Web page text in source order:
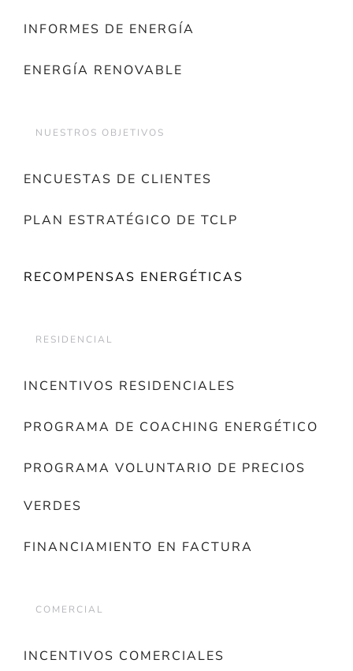
INFORMES DE ENERGÍA
ENERGÍA RENOVABLE
NUESTROS OBJETIVOS
ENCUESTAS DE CLIENTES
PLAN ESTRATÉGICO DE TCLP
RECOMPENSAS ENERGÉTICAS
RESIDENCIAL
INCENTIVOS RESIDENCIALES
PROGRAMA DE COACHING ENERGÉTICO
PROGRAMA VOLUNTARIO DE PRECIOS
VERDES
FINANCIAMIENTO EN FACTURA
COMERCIAL
INCENTIVOS COMERCIALES